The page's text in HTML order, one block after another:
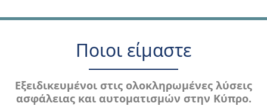
Σχετικά με την Freewaves
Η πρώτη μας σκέψη είναι οι ανάγκες και η ασφάλεια των
πελατών μας
Ποιοι είμαστε
Εξειδικευμένοι στις ολοκληρωμένες λύσεις
ασφάλειας και αυτοματισμών στην Κύπρο.